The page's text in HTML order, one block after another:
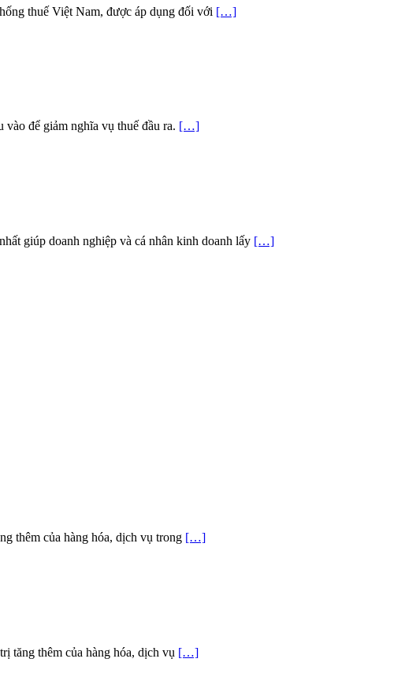
thuế Việt Nam, được áp dụng đối với […]
để giảm nghĩa vụ thuế đầu ra. […]
giúp doanh nghiệp và cá nhân kinh doanh lấy […]
thêm của hàng hóa, dịch vụ trong […]
tăng thêm của hàng hóa, dịch vụ […]